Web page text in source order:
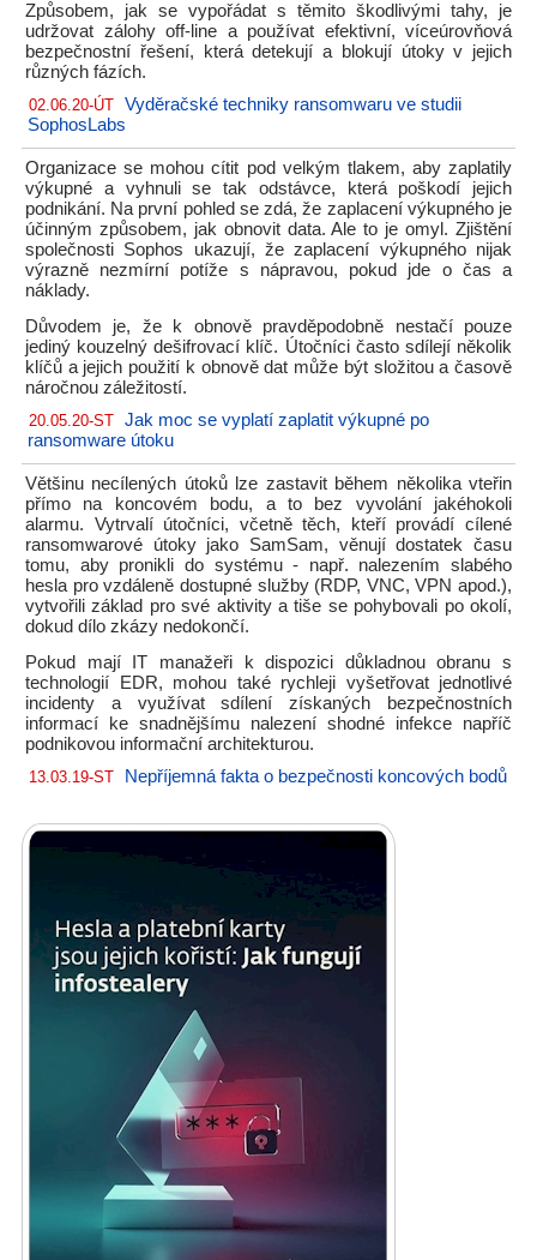
Způsobem, jak se vypořádat s těmito škodlivými tahy, je
udržovat zálohy off-line a používat efektivní, víceúrovňová
bezpečnostní řešení, která detekují a blokují útoky v jejich
různých fázích.
02.06.20-ÚT Vyděračské techniky ransomwaru ve studii
SophosLabs
Organizace se mohou cítit pod velkým tlakem, aby zaplatily
výkupné a vyhnuli se tak odstávce, která poškodí jejich
podnikání. Na první pohled se zdá, že zaplacení výkupného je
účinným způsobem, jak obnovit data. Ale to je omyl. Zjištění
společnosti Sophos ukazují, že zaplacení výkupného nijak
výrazně nezmírní potíže s nápravou, pokud jde o čas a
náklady.
Důvodem je, že k obnově pravděpodobně nestačí pouze
jediný kouzelný dešifrovací klíč. Útočníci často sdílejí několik
klíčů a jejich použití k obnově dat může být složitou a časově
náročnou záležitostí.
20.05.20-ST Jak moc se vyplatí zaplatit výkupné po
ransomware útoku
Většinu necílených útoků lze zastavit během několika vteřin
přímo na koncovém bodu, a to bez vyvolání jakéhokoli
alarmu. Vytrvalí útočníci, včetně těch, kteří provádí cílené
ransomwarové útoky jako SamSam, věnují dostatek času
tomu, aby pronikli do systému - např. nalezením slabého
hesla pro vzdáleně dostupné služby (RDP, VNC, VPN apod.),
vytvořili základ pro své aktivity a tiše se pohybovali po okolí,
dokud dílo zkázy nedokončí.
Pokud mají IT manažeři k dispozici důkladnou obranu s
technologií EDR, mohou také rychleji vyšetřovat jednotlivé
incidenty a využívat sdílení získaných bezpečnostních
informací ke snadnějšímu nalezení shodné infekce napříč
podnikovou informační architekturou.
13.03.19-ST Nepříjemná fakta o bezpečnosti koncových bodů